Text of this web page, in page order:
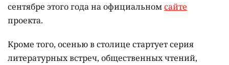
сентябре этого года на официальномсайте
проекта.
Кроме того, осенью в столице стартует серия
литературных встреч, общественных чтений,